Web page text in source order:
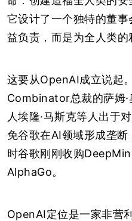
它设计了一个独特的董
益负责，而是为全人类的
这要从OpenAI成立说起
Combinator总裁的萨姆
人埃隆·马斯克等人出于
免谷歌在AI领域形成垄
时谷歌刚刚收购
AlphaGo。
OpenAI定位是一家非营